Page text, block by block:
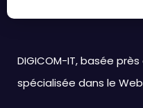
DIGICOM-IT, basée
spécialisée dans le